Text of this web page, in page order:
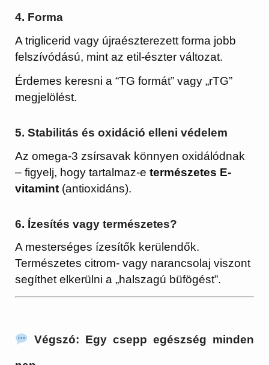
4. Forma
A triglicerid vagy újraészterezett forma jobb
felszívódású, mint az etil-észter változat.
Érdemes keresni a “TG formát” vagy „rTG”
megjelölést.
5.Stabilitás és oxidáció elleni védelem
Az omega-3 zsírsavak könnyen oxidálódnak
– figyelj, hogy tartalmaz-etermészetes E-
vitamint (antioxidáns).
6. Ízesítés vagy természetes?
A mesterséges ízesítők kerülendők.
Természetes citrom- vagy narancsolaj viszont
segíthet elkerülni a „halszagú büfögést”.
Végszó: Egy csepp egészség minden